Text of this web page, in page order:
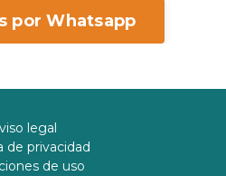
por Whatsapp
legal
de privacidad
de uso